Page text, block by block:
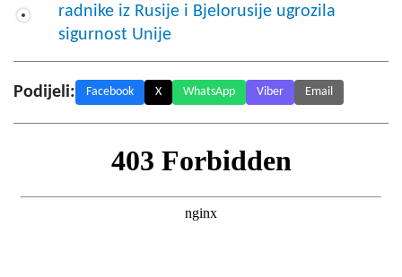
radnike iz Rusije i Bjelorusije ugrozila
sigurnost Unije
Podijeli: Facebook X WhatsApp Viber Email